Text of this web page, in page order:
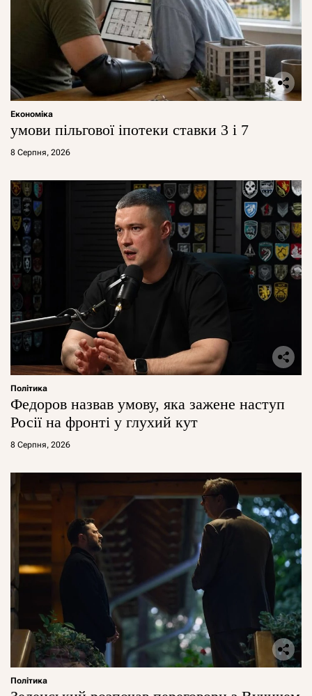
Економіка
умови пільгової іпотеки ставки 3 і 7
8 Серпня, 2026
Політика
Федоров назвав умову, яка зажене наступ
Росії на фронті у глухий кут
8 Серпня, 2026
Політика